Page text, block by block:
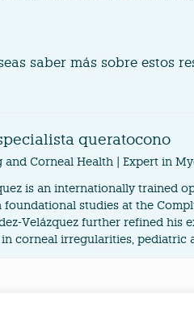
saber más sobre
queratocono
Corneal Health | Expert in
is an internationally
foundational studies at the
Velázquez further refined
corneal irregularities, pediatric